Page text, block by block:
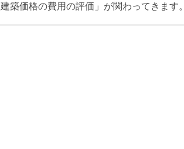
建築価格の費用の評価」が関わってきます。